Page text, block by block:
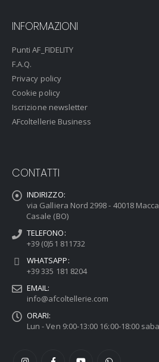
INFORMAZIONI
Punti AF_FIDELITY
F.A.Q.
Privacy policy
Cookie policy
Iscrizione newsletter
AFcoltellerie Business
CONTATTI
INDIRIZZO:
via Galliera Nord 2998 - 40018
Casale (BO)
TELEFONO:
+39 (0)51 811732
WHATSAPP:
+39 335 181 8204
EMAIL:
info@afcoltellerie.com
ORARI:
Lun - Ven 9:00-13:00 16:00-18:00